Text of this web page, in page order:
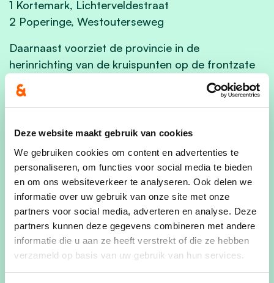
Deze website maakt gebruik van cookies
We gebruiken cookies om content en advertenties te
personaliseren, om functies voor social media te bieden
en om ons websiteverkeer te analyseren. Ook delen we
informatie over uw gebruik van onze site met onze
partners voor social media, adverteren en analyse. Deze
partners kunnen deze gegevens combineren met andere
informatie die u aan ze heeft verstrekt of die ze hebben
verzameld op basis van uw gebruik van hun services.
1 Kortemark, Lichterveldestraat
2 Poperinge, Westouterseweg
Daarnaast voorziet de provincie in de
herinrichting van de kruispunten op de frontzate
tussen Nieuwpoort en Diksmuide.
Uitbouw van bezoekerscentrum De Blankaart
In de Blankaart bouwt de provincie verder aan de
ideale uitvalsbasis om de Ijzer- en Handzamevallei
te verkennen. Ook de onthaalinfrastructuur en de
vaste tentoonstelling stemt de provincie hierop
af. De focus blijft natuur en educatie voor
scholen, natuurliefhebbers, omgevingsrecreanten
en groepen. Promotie en communicatie zijn hierbij
belangrijke tools in functie van profilering en
kenbaar maken van het aanbod.